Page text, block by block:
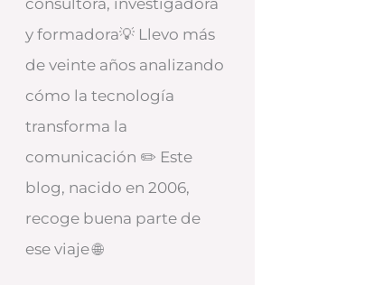
y formadora💡 Llevo más
de veinte años analizando
cómo la tecnología
transforma la
comunicación ✏️ Este
blog, nacido en 2006,
recoge buena parte de
ese viaje 🌐